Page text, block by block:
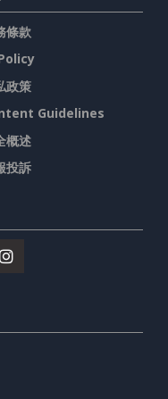
條款
政策
Guidelines
概述
投訴